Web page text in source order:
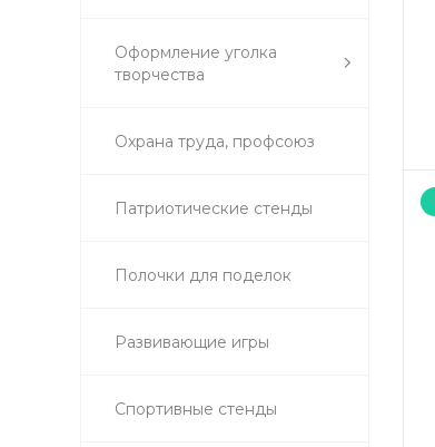
Оформление уголка
творчества
Охрана труда, профсоюз
Патриотические стенды
Полочки для поделок
Развивающие игры
Спортивные стенды